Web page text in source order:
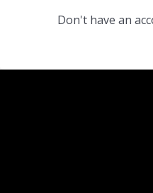
Don't have an